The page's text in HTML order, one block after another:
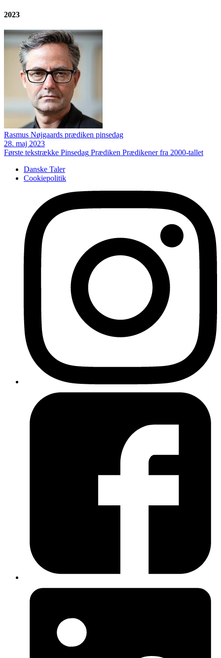
2023
Rasmus Nøjgaards prædiken pinsedag
28. maj 2023
Første tekstrække Pinsedag Prædiken Prædikener fra 2000-tallet
Danske Taler
Cookiepolitik